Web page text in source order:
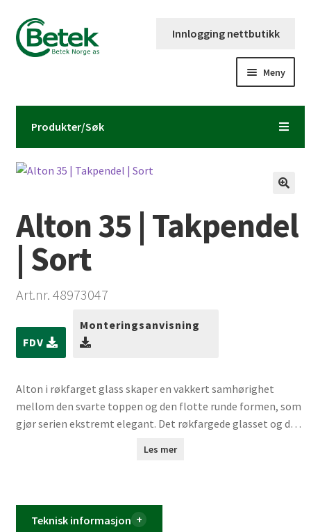
Hopp
til
navigasjon
Hopp
til
innhold
Innlogging nettbutikk
Meny
Forsiden
Kontaktinformasjon
Om Betek Norge AS
Fold
ut
Volumpriser
Alton 35 | Takpendel
| Sort
Art.nr. 48973047
FDV
Monteringsanvisning
Alton i røkfarget glass skaper en vakkert samhørighet
mellom den svarte toppen og den flotte runde formen, som
gjør serien ekstremt elegant. Det røkfargede glasset og de
Les mer
Teknisk informasjon
Produkter/Søk